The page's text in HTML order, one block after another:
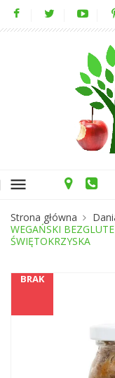
menu
Strona główna
WEGAŃSKI
ŚWIĘTOKRZYSKA
BRAK